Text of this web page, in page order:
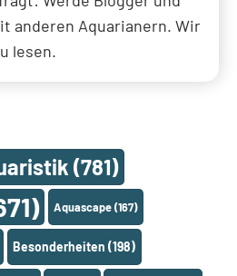
anderen Aquarianern. Wir
lesen.
(781)
Aquascape(167)
Besonderheiten (198)